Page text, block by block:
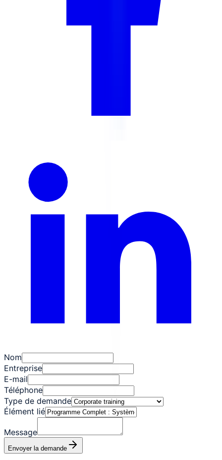
Nom
Entreprise
E-mail
Téléphone
Type de demande
Élément lié
Message
Envoyer la demande